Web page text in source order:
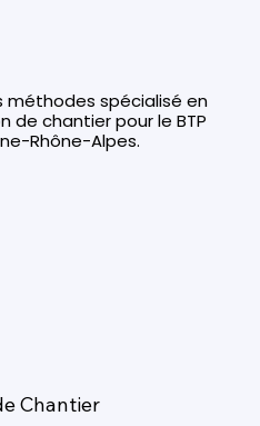
Chantier
méthodes spécialisé en
chantier pour le BTP
Rhône-Alpes.